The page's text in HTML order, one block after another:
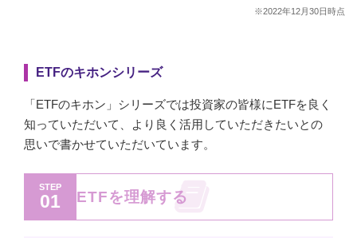
※2022年12月30日時点
ETFのキホンシリーズ
「ETFのキホン」シリーズでは投資家の皆様にETFを良く
知っていただいて、より良く活用していただきたいとの
思いで書かせていただいています。
STEP
01 ETFを理解する